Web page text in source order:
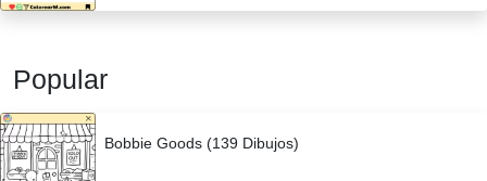
Popular
Bobbie Goods (139 Dibujos)